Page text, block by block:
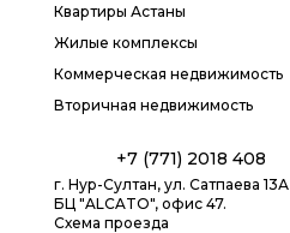
Квартиры Астаны
Жилые комплексы
Коммерческая недвижимость
Вторичная недвижимость
+7 (771) 2018 408
г. Нур-Султан, ул. Сатпаева 13А
БЦ "ALCATO", офис 47.
Схема проезда